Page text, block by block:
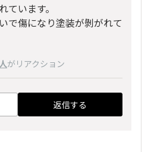
ています。
で傷になり塗装が剝がれて
がリアクション
返信する